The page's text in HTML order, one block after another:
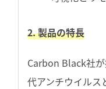
2. 製品の特長
Carbon Black社
代アンチウイルス